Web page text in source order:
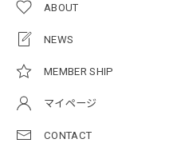
ABOUT
NEWS
MEMBER SHIP
マイページ
CONTACT